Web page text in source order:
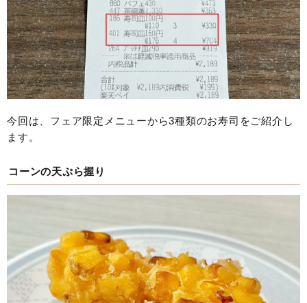
今回は、フェア限定メニューから3種類のお寿司をご紹介し
ます。
コーンの天ぷら握り